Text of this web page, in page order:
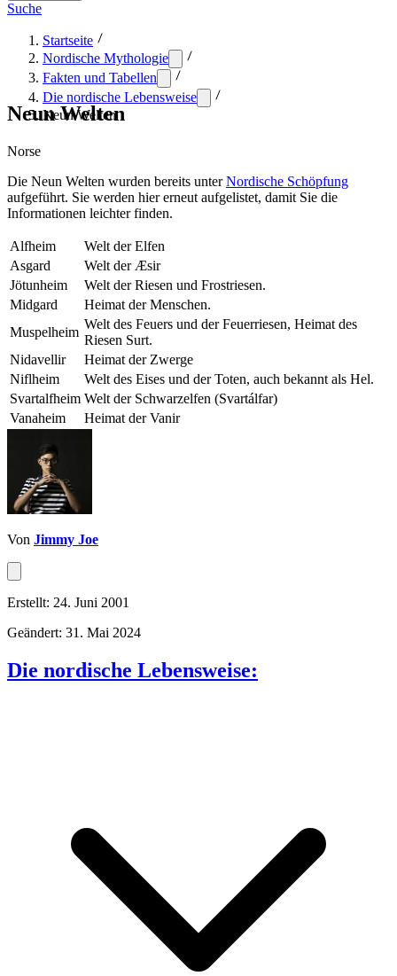
Suche
Startseite
Nordische Mythologie
Fakten und Tabellen
Die nordische Lebensweise
Neun Welten
Neun Welten
Norse
Die Neun Welten wurden bereits unterNordische Schöpfung
aufgeführt. Sie werden hier erneut aufgelistet, damit Sie die
Informationen leichter finden.
Alfheim
Welt der Elfen
Asgard
Welt der Æsir
Jötunheim
Welt der Riesen und Frostriesen.
Midgard
Heimat der Menschen.
Muspelheim
Welt des Feuers und der Feuerriesen, Heimat des
Riesen Surt.
Nidavellir
Heimat der Zwerge
Niflheim
Welt des Eises und der Toten, auch bekannt als Hel.
Svartalfheim Welt der Schwarzelfen (Svartálfar)
Vanaheim
Heimat der Vanir
Von Jimmy Joe
Erstellt: 24. Juni 2001
Geändert: 31. Mai 2024
Die nordische Lebensweise: